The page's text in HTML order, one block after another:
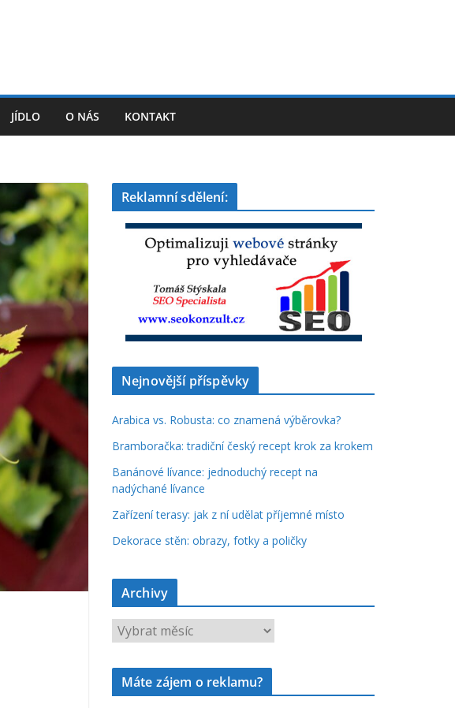
JÍDLO O NÁS KONTAKT
Reklamní sdělení:
Nejnovější příspěvky
Arabica vs. Robusta: co znamená výběrovka?
Bramboračka: tradiční český recept krok za krokem
Banánové lívance: jednoduchý recept na
nadýchané lívance
Zařízení terasy: jak z ní udělat příjemné místo
Dekorace stěn: obrazy, fotky a poličky
Archivy
A
r
c
Máte zájem o reklamu?